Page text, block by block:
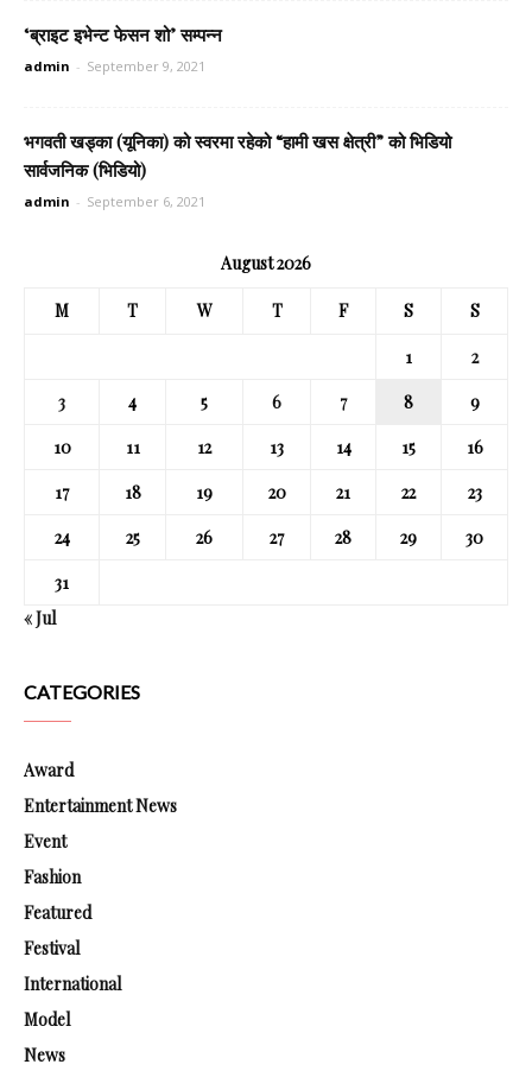
‘ब्राइट इभेन्ट फेसन शो’ सम्पन्न
admin - September 9, 2021
भगवती खड्का (यूनिका) को स्वरमा रहेको “हामी खस क्षेत्री” को भिडियो
सार्वजनिक (भिडियो)
admin - September 6, 2021
August 2026
M T W T F S S
1
2
3
4 5 6 7 8
9
10
11 12 13 14 15
16
17
18 19 20 21 22
23
24
25 26 27 28 29
30
31
« Jul
CATEGORIES
Award
Entertainment News
Event
Fashion
Featured
Festival
International
Model
News